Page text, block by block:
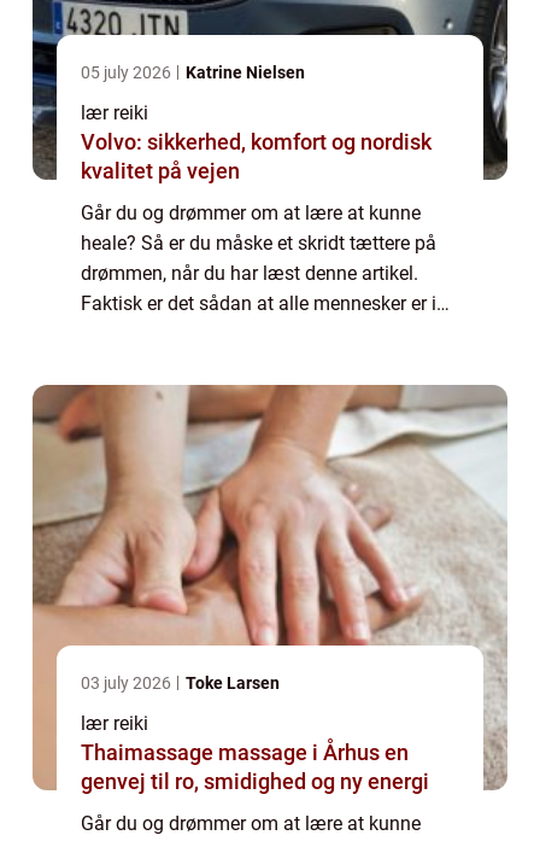
05 july 2026 Katrine Nielsen
lær reiki
Volvo: sikkerhed, komfort og nordisk
kvalitet på vejen
Går du og drømmer om at lære at kunne
heale? Så er du måske et skridt tættere på
drømmen, når du har læst denne artikel.
Faktisk er det sådan at alle mennesker er i
03 july 2026 Toke Larsen
lær reiki
Thaimassage massage i Århus en
genvej til ro, smidighed og ny energi
Går du og drømmer om at lære at kunne